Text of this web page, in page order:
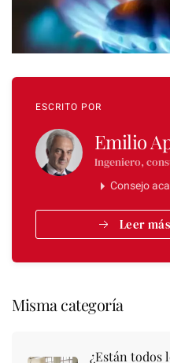
ESCRITO POR
Emilio
Ingeniero,
Consejo
Leer
Misma categoría
¿Están todos